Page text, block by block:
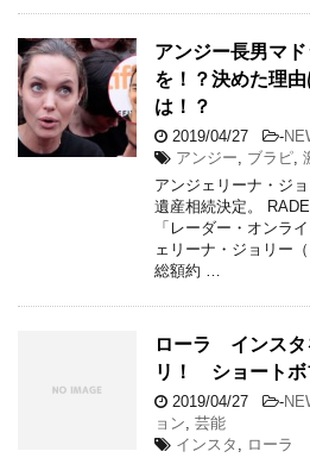
アンジー長男マ
を！？決めた理
は！？
2019/04/27 -
アンジー
ブラピ
アンジェリーナ・ジ
遺産相続決定。
「レーダー・オンラ
ェリーナ・ジョリー
総額約 …
ローラ インス
リ！ ショートボ
2019/04/27 -
ョン 芸能
インスタ
ローラ